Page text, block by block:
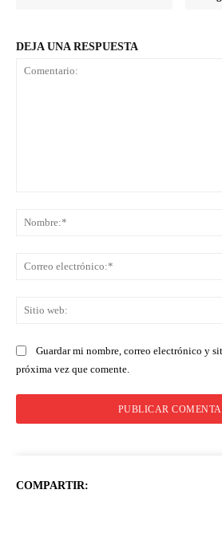
DEJA UNA RESPUESTA
Guardar mi nombre, correo electrónico y
próxima vez que comente.
COMPARTIR: